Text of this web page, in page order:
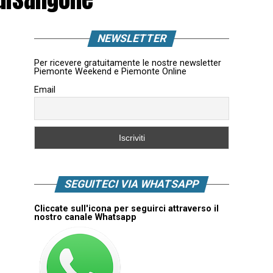
NEWSLETTER
Per ricevere gratuitamente le nostre newsletter
Piemonte Weekend e Piemonte Online
Email
SEGUITECI VIA WHATSAPP
Cliccate sull'icona per seguirci attraverso il
nostro canale Whatsapp